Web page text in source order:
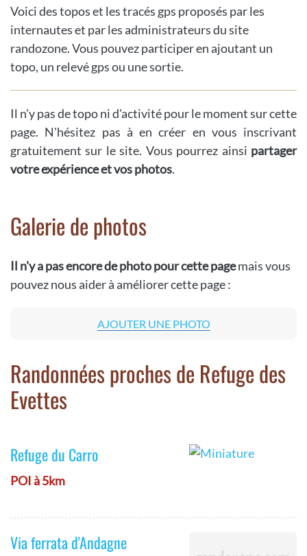
Voici des topos et les tracés gps proposés par les
internautes et par les administrateurs du site
randozone. Vous pouvez participer en ajoutant un
topo, un relevé gps ou une sortie.
Il n'y pas de topo ni d'activité pour le moment sur cette
page. N'hésitez pas à en créer en vous inscrivant
gratuitement sur le site. Vous pourrez ainsi partager
votre expérience et vos photos.
Galerie de photos
Il n'y a pas encore de photo pour cette pagemais vous
pouvez nous aider à améliorer cette page :
AJOUTER UNE PHOTO
Randonnées proches de Refuge des
Evettes
Refuge du Carro
POI à 5km
Via ferrata d'Andagne